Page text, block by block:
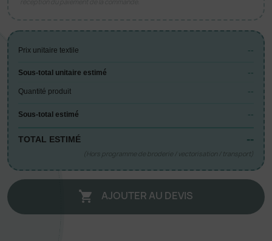
Prix unitaire textile --
Sous-total unitaire estimé --
Quantité produit --
Sous-total estimé --
TOTAL ESTIMÉ --
(Hors programme de broderie / vectorisation / transport)
 AJOUTER AU DEVIS